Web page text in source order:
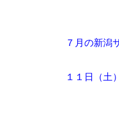
７月の新潟
１１日（土